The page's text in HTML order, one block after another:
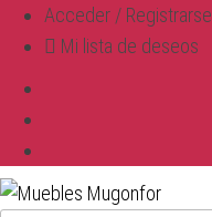
Acceder / Registrarse
Mi lista de deseos